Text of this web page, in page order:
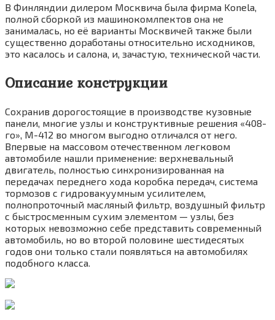
В Финляндии дилером Москвича была фирма Konela,
полной сборкой из машинокомлпектов она не
занималась, но её варианты Москвичей также были
существенно доработаны относительно исходников,
это касалось и салона, и, зачастую, технической части.
Описание конструкции
Сохранив дорогостоящие в производстве кузовные
панели, многие узлы и конструктивные решения «408-
го», М-412 во многом выгодно отличался от него.
Впервые на массовом отечественном легковом
автомобиле нашли применение: верхневальный
двигатель, полностью синхронизированная на
передачах переднего хода коробка передач, система
тормозов с гидровакуумным усилителем,
полнопроточный масляный фильтр, воздушный фильтр
с быстросменным сухим элементом — узлы, без
которых невозможно себе представить современный
автомобиль, но во второй половине шестидесятых
годов они только стали появляться на автомобилях
подобного класса.